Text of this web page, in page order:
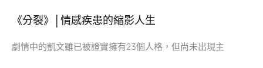
《分裂》│情感疾患的縮影人生
劇情中的凱文雖已被證實擁有23個人格，但尚未出現主